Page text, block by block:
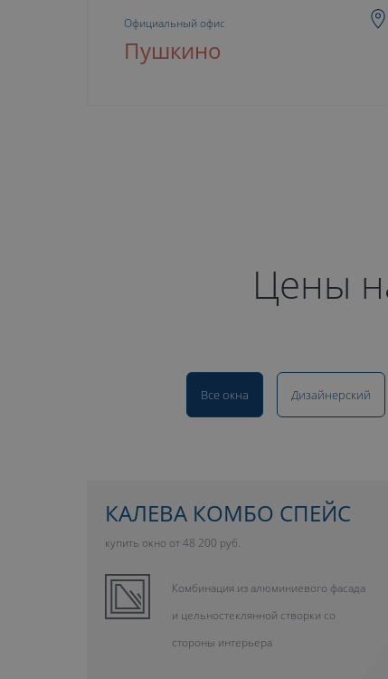
Официальный офис
Пушкино
Цены
Все окна Дизайнерский
КАЛЕВА КОМБО СПЕЙС
купить окно от 48 200 руб.
Комбинация из алюминиевого фасада
и цельностеклянной створки со
стороны интерьера